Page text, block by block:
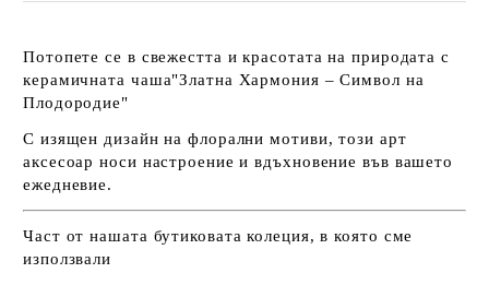
Потопете се в свежестта и красотата на природата с
керамичната чаша"Златна Хармония – Символ на
Плодородие"
С изящен дизайн на флорални мотиви, този арт
аксесоар носи настроение и вдъхновение във вашето
ежедневие.
Част от нашата бутиковата колеция, в която сме
използвали